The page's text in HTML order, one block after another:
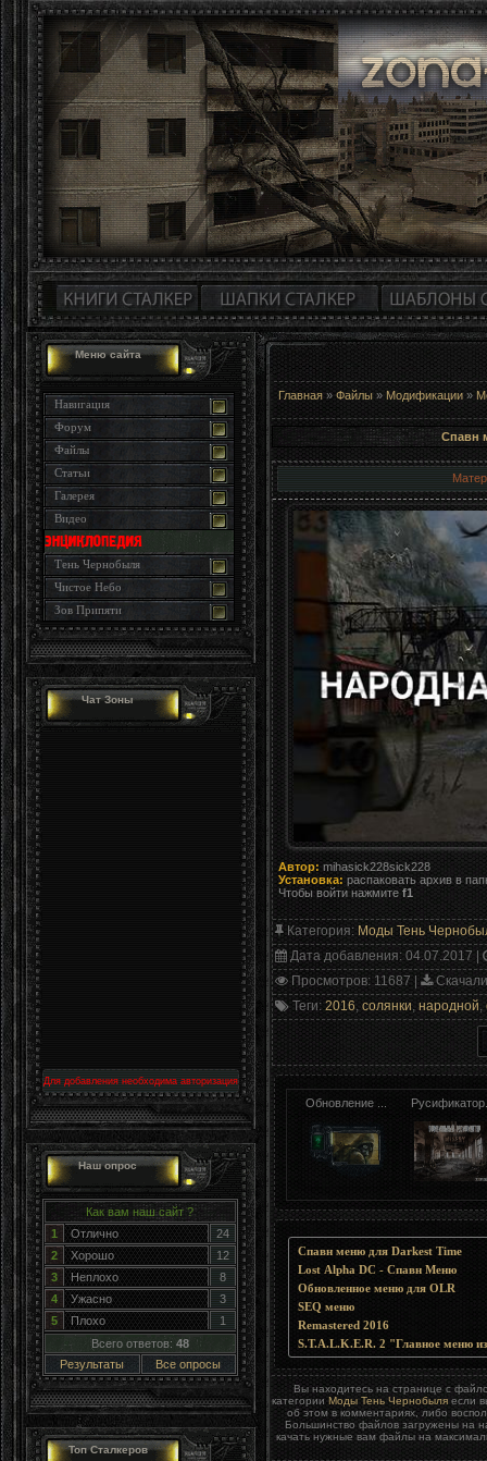
Меню сайта
Навигация
Форум
Файлы
Статьи
Галерея
Видео
Тень Чернобыля
Чистое Небо
Зов Припяти
Чат Зоны
Для добавления необходима авторизация
Наш опрос
Как вам наш сайт ?
1
Отлично
24
2
Хорошо
12
3
Неплохо
8
4
Ужасно
3
5
Плохо
1
Всего ответов: 48
Результаты
Все опросы
Топ Сталкеров
Главная » Файлы » Модификации »
Спавн
Автор: mihasick228sick228
Установка: распаковать архив в
Чтобы войти нажмите f1
Категория: Моды Тень
Дата добавления: 04.07.2017 |
Просмотров: 11687 |
Скачали
Теги: 2016 солянки народной
Обновление ...
Спавн меню для Darkest Time
Lost Alpha DC - Спавн Меню
Обновленное меню для OLR
SEQ меню
Remastered 2016
S.T.A.L.K.E.R. 2 "Главное меню из
Вы находитесь на странице с
категорииМоды Тень Чернобыля если
об этом в комментариях, либо
Большинство файлов загружены на
качать нужные вам файлы на